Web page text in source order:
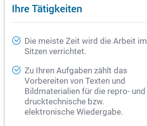
Ihre Tätigkeiten
Die meiste Zeit wird die Arbeit im
Sitzen verrichtet.
Zu Ihren Aufgaben zählt das
Vorbereiten von Texten und
Bildmaterialien für die repro- und
drucktechnische bzw.
elektronische Wiedergabe.